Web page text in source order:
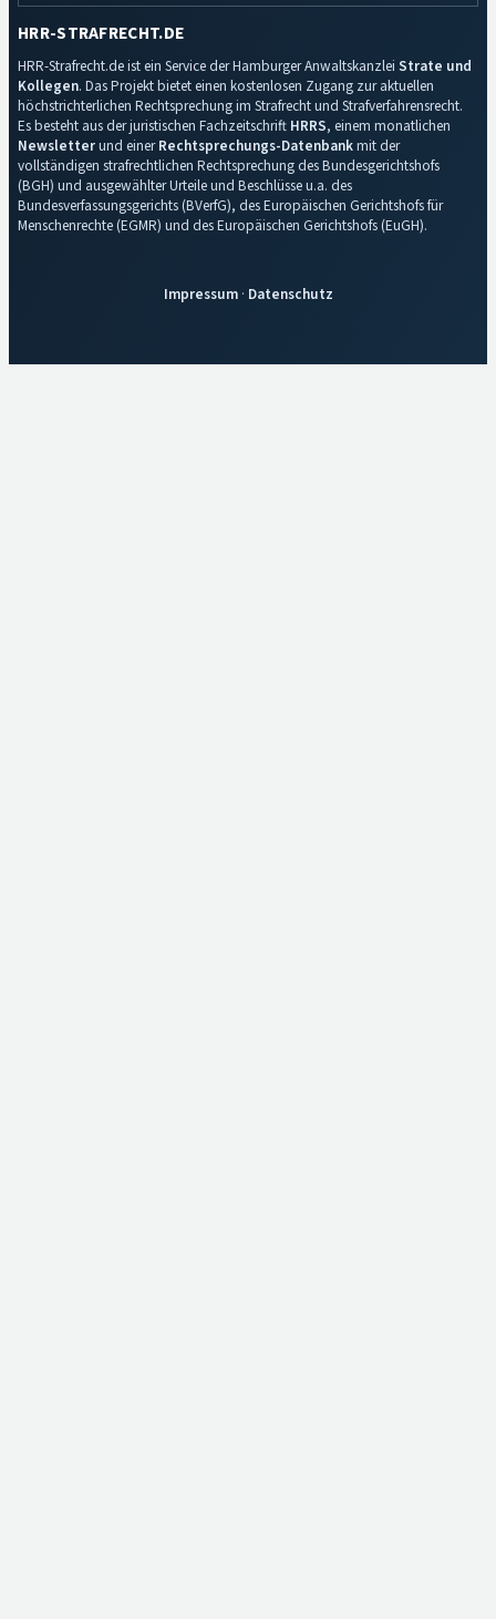
HRR-STRAFRECHT.DE
HRR-Strafrecht.de ist ein Service der Hamburger Anwaltskanzlei Strate und
Kollegen. Das Projekt bietet einen kostenlosen Zugang zur aktuellen
höchstrichterlichen Rechtsprechung im Strafrecht und Strafverfahrensrecht.
Es besteht aus der juristischen Fachzeitschrift HRRS, einem monatlichen
Newsletterund einerRechtsprechungs-Datenbankmit der
vollständigen strafrechtlichen Rechtsprechung des Bundesgerichtshofs
(BGH) und ausgewählter Urteile und Beschlüsse u.a. des
Bundesverfassungsgerichts (BVerfG), des Europäischen Gerichtshofs für
Menschenrechte (EGMR) und des Europäischen Gerichtshofs (EuGH).
Impressum· Datenschutz